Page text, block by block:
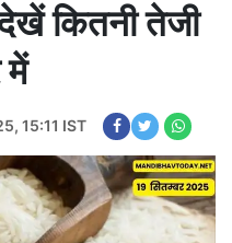
देखें कितनी तेजी
में
15:11 IST